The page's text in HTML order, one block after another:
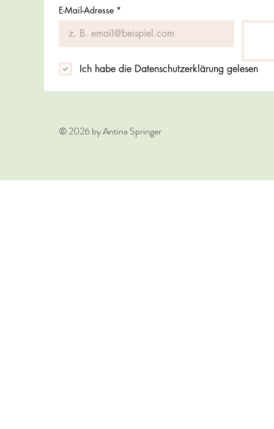
E-Mail-Adresse *
Ich habe die Datenschutzerklärung gelesen
© 2026 by Antina Springer